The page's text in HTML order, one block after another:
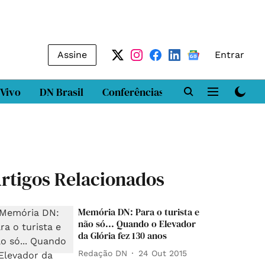
Assine Entrar
DN Brasil Conferências DN LAB
Relacionados
Memória DN: Para o turista e
não só... Quando o Elevador
da Glória fez 130 anos
Redação DN 24 Out 2015